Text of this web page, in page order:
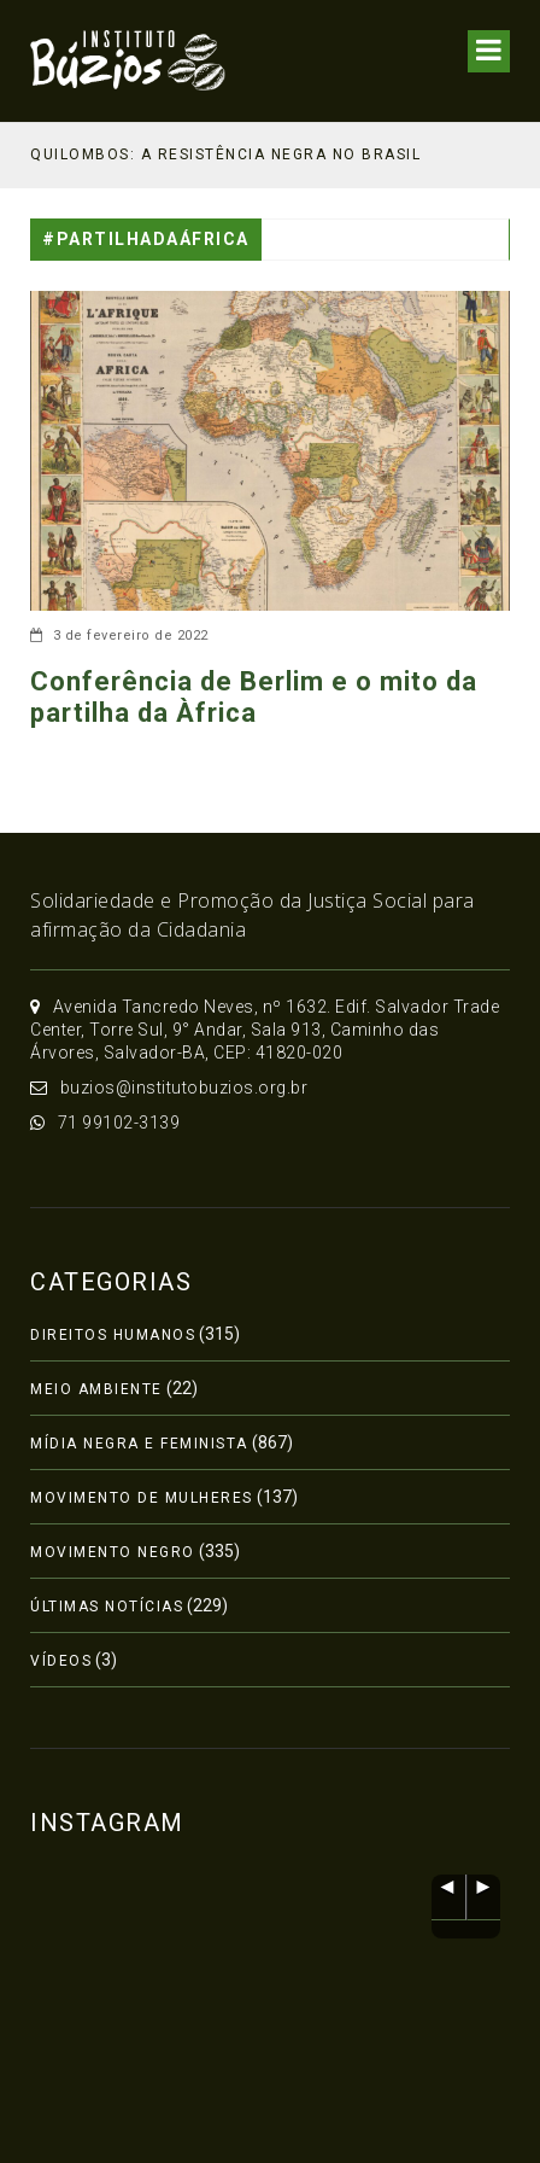
QUILOMBOS: A RESISTÊNCIA NEGRA NO BRASIL
#PARTILHADAÁFRICA
3 de fevereiro de 2022
Conferência de Berlim e o mito da
partilha da Àfrica
Solidariedade e Promoção da Justiça Social para
afirmação da Cidadania
Avenida Tancredo Neves, nº 1632. Edif. Salvador Trade
Center, Torre Sul, 9° Andar, Sala 913, Caminho das
Árvores, Salvador-BA, CEP: 41820-020
buzios@institutobuzios.org.br
71 99102-3139
CATEGORIAS
DIREITOS HUMANOS (315)
MEIO AMBIENTE (22)
MÍDIA NEGRA E FEMINISTA (867)
MOVIMENTO DE MULHERES (137)
MOVIMENTO NEGRO (335)
ÚLTIMAS NOTÍCIAS (229)
VÍDEOS (3)
INSTAGRAM